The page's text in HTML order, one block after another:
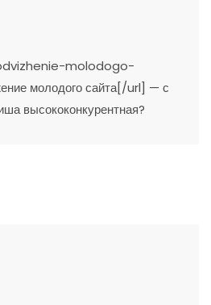
molodogo-
молодого сайта[/url] — с
высококонкурентная?